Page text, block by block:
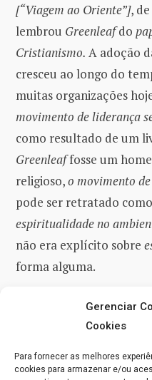
Gerenciar
Cookies
Para fornecer as melhores
cookies para armazenar e/ou
[“Viagem ao Oriente”], de
lembrou Greenleafdo
Cristianismo. A adoção
cresceu ao longo do
muitas organizações
movimento de liderança
como resultado de um
Greenleaffosse um
religioso,o movimento
pode ser retratado
espiritualidade no
não era explícito sobre
forma alguma.
O mesmo se aplica à
Abraham Maslow.
dapsicologia humanista,
um dos pais fundadores